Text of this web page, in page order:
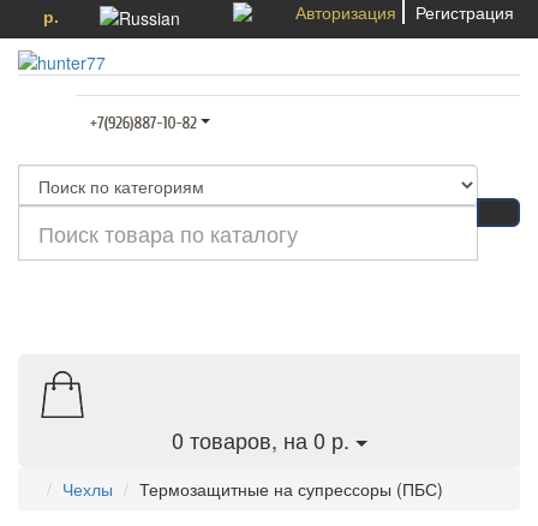
р. Авторизация Регистрация
0 товаров, на 0 р.
Чехлы Термозащитные на супрессоры (ПБС)